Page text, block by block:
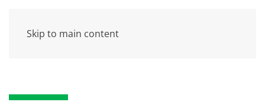
Skip to main content